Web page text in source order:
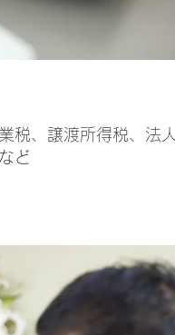
税、譲渡所得税、法人
ど​